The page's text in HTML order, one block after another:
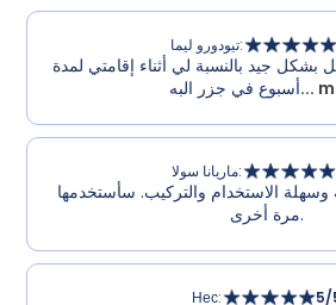
تيودورو ليما:
جيد بالنسبة لي أثناء إقامتي لمدة
أسبوع في جزر البه...
ماريانا سولا:
الاستخدام والتركيب. سأستخدمها
مرة أخرى.
Нес: 5/